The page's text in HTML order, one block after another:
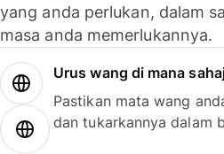
yang anda perlukan, dalam
masa anda memerlukannya.
Urus wang di mana
Pastikan mata wang
dan tukarkannya dalam